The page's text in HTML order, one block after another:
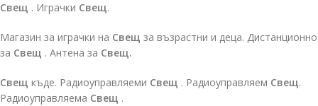
Свещ . Играчки Свещ.
Магазин за играчки на Свещ за възрастни и деца. Дистанционно
за Свещ . Антена за Свещ.
Свещ къде. Радиоуправляеми Свещ . Радиоуправляем Свещ.
Радиоуправляема Свещ .